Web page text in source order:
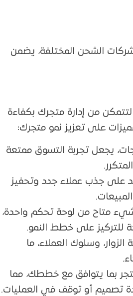
شركات الشحن المختلفة، يضمن
من إدارة متجرك بكفاءة
على تعزيز نمو متجرك:
يجعل تجربة التسوق ممتعة
على جذب عملاء جدد وتحفيز
شيء متاح من لوحة تحكم واحدة،
للتركيز على خطط النمو.
وسلوك العملاء، ما
بما يتوافق مع خططك، مما
تصميم أو توقف في العمليات.